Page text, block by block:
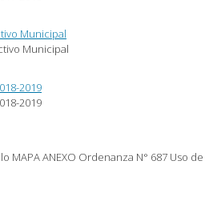
Municipal
Municipal
2019
2019
MAPA ANEXO Ordenanza N° 687 Uso de